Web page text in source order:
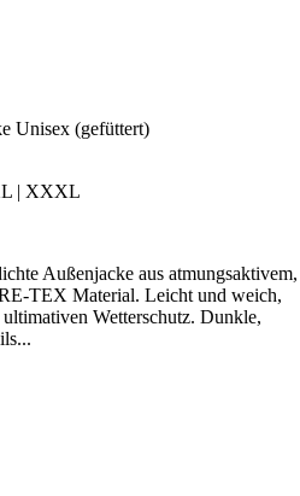
Unisex (gefüttert)
| XXXL
Außenjacke aus atmungsaktivem,
TEX Material. Leicht und weich,
Wetterschutz. Dunkle,